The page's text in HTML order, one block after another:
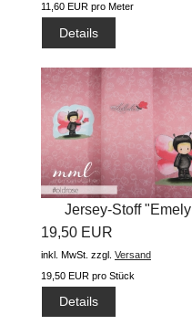
11,60 EUR pro Meter
Details
Jersey-Stoff "Emely
Butterfly...
19,50 EUR
inkl. MwSt. zzgl. Versand
19,50 EUR pro Stück
Details